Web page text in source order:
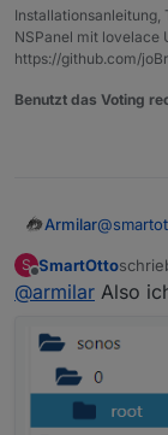
Installationsanleitung,
NSPanel mit lovelace
https://github.com/
Benutzt das Voting
Armilar@
@
Es geht
weitere
S
Offline
SmartOtto
@armilar Also